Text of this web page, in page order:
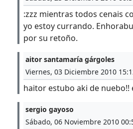
:zzz mientras todos cenais
yo estoy currando.
por su retoño.
aitor santamaría gárgoles
Viernes, 03 Diciembre 2010
haitor estubo aki de nuebo!!
sergio gayoso
Sábado, 06 Noviembre 2010